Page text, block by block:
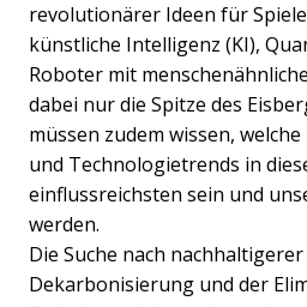
revolutionärer Ideen für
künstliche Intelligenz (KI),
Roboter mit
dabei nur die Spitze des
müssen zudem wissen,
und Technologietrends in
einflussreichsten sein und
werden.
Die Suche nach
Dekarbonisierung und der